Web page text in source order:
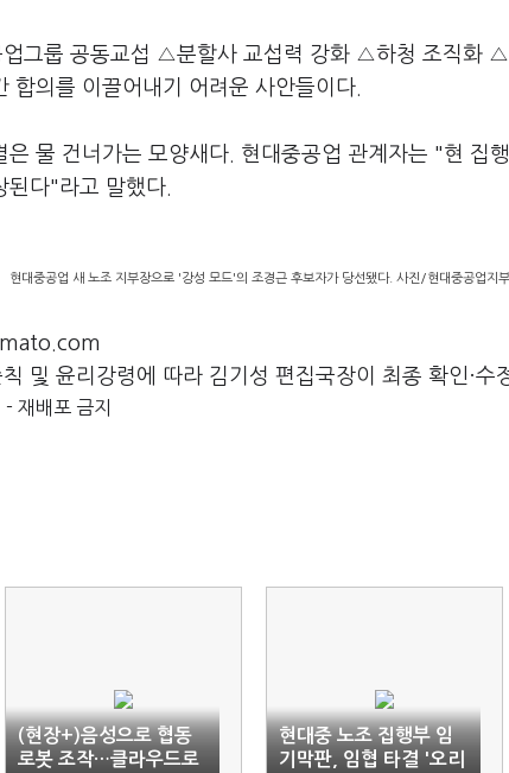
그룹 공동교섭 △분할사 교섭력 강화 △하청 조직화 △
합의를 이끌어내기 어려운 사안들이다.
물 건너가는 모양새다. 현대중공업 관계자는 "현 집
된다"라고 말했다.
현대중공업 새 노조 지부장으로 '강성 모드'의 조경근 후보자가 당선됐다. 사진/현대중공업지부
및 윤리강령에 따라 김기성 편집국장이 최종 확인·수
재배포 금지
(현장+)음성으로 협동
로봇 조작…클라우드로
현대중 노조 집행부 임
기막판, 임협 타결 '오리